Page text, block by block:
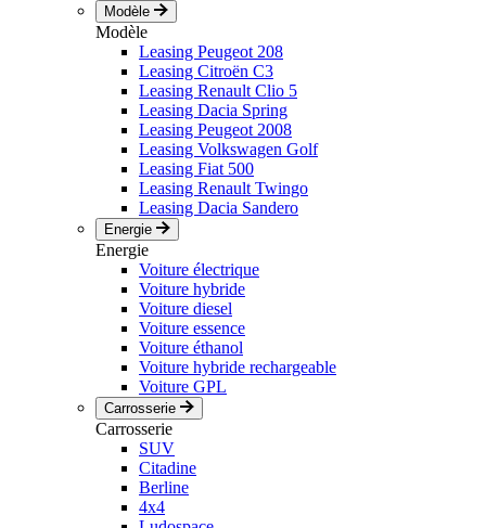
Modèle
Modèle
Leasing Peugeot 208
Leasing Citroën C3
Leasing Renault Clio 5
Leasing Dacia Spring
Leasing Peugeot 2008
Leasing Volkswagen Golf
Leasing Fiat 500
Leasing Renault Twingo
Leasing Dacia Sandero
Energie
Energie
Voiture électrique
Voiture hybride
Voiture diesel
Voiture essence
Voiture éthanol
Voiture hybride rechargeable
Voiture GPL
Carrosserie
Carrosserie
SUV
Citadine
Berline
4x4